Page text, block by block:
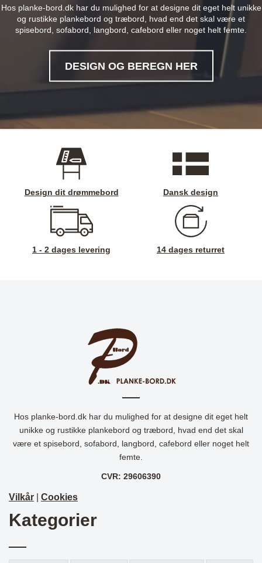
Hos planke-bord.dk har du mulighed for at designe dit eget helt unikke
og rustikke plankebord og træbord, hvad end det skal være et
spisebord, sofabord, langbord, cafebord eller noget helt femte.
DESIGN OG BEREGN HER
Design dit drømmebord Dansk design
1 - 2 dages levering 14 dages returret
Hos planke-bord.dk har du mulighed for at designe dit eget helt
unikke og rustikke plankebord og træbord, hvad end det skal
være et spisebord, sofabord, langbord, cafebord eller noget helt
femte.
CVR: 29606390
Vilkår Cookies
Kategorier